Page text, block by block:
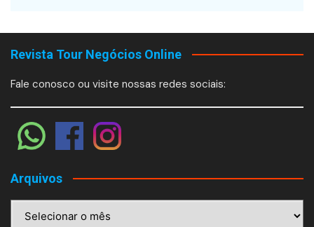
Revista Tour Negócios Online
Fale conosco ou visite nossas redes sociais:
Arquivos